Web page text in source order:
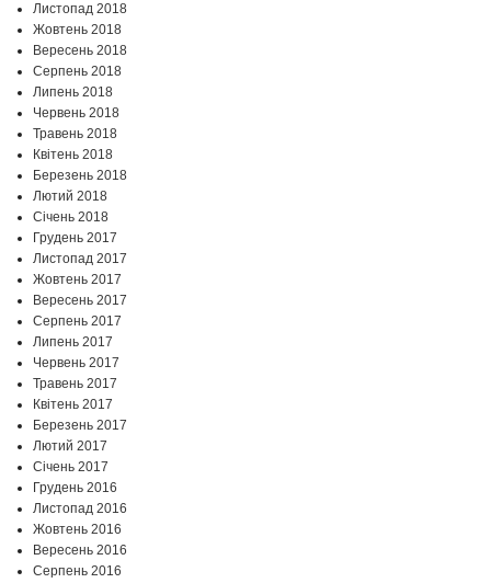
Листопад 2018
Жовтень 2018
Вересень 2018
Серпень 2018
Липень 2018
Червень 2018
Травень 2018
Квітень 2018
Березень 2018
Лютий 2018
Січень 2018
Грудень 2017
Листопад 2017
Жовтень 2017
Вересень 2017
Серпень 2017
Липень 2017
Червень 2017
Травень 2017
Квітень 2017
Березень 2017
Лютий 2017
Січень 2017
Грудень 2016
Листопад 2016
Жовтень 2016
Вересень 2016
Серпень 2016